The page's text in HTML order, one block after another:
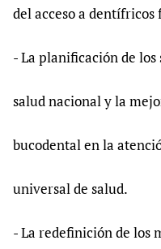
del acceso a dentífricos
- La planificación de
salud nacional y la
bucodental en la
universal de salud.
- La redefinición de los